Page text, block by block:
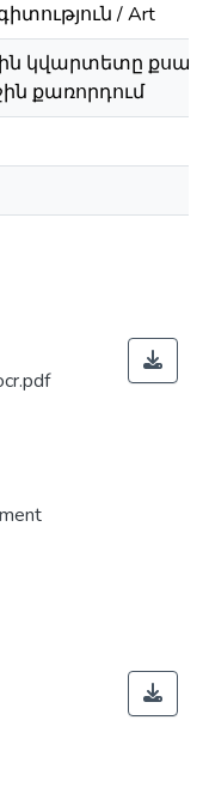
/ Art
կվարտետը
քառորդում